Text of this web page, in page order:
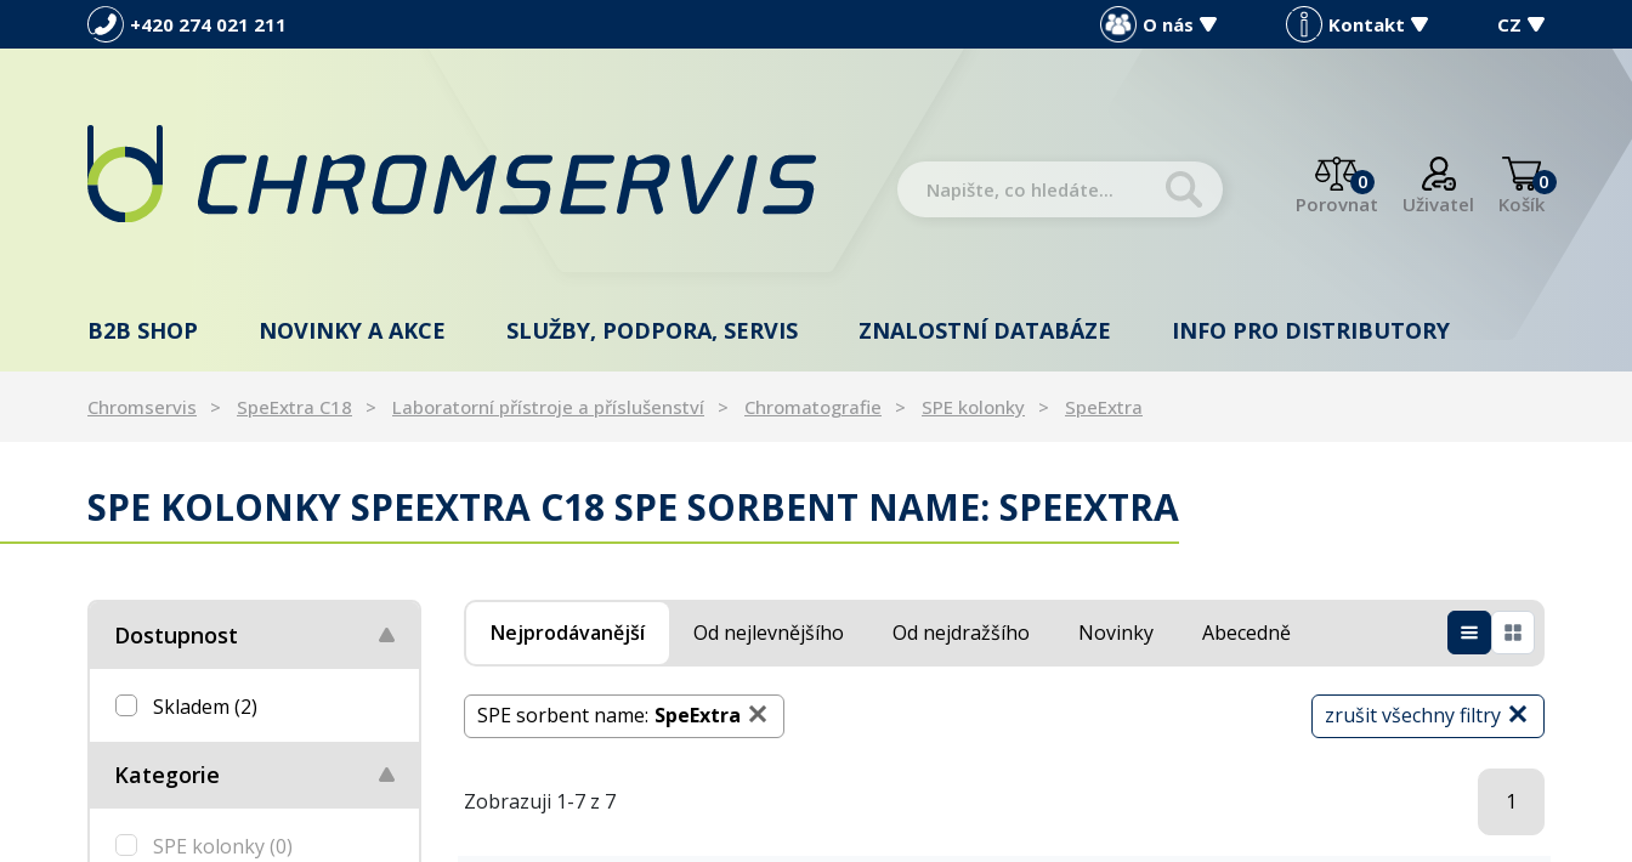
+420 274 021 211 O nás Kontakt CZ
0
Porovnat
Uživatel
0
Košík
B2B SHOP NOVINKY A AKCE SLUŽBY, PODPORA, SERVIS ZNALOSTNÍ DATABÁZE INFO PRO DISTRIBUTORY
Chromservis SpeExtra C18 Laboratorní přístroje a příslušenství Chromatografie SPE kolonky SpeExtra
SPE KOLONKY SPEEXTRA C18 SPE SORBENT NAME: SPEEXTRA
Dostupnost
Skladem (2)
Kategorie
SPE kolonky(0)
Nejprodávanější Od nejlevnějšího Od nejdražšího Novinky Abecedně
zrušit všechny filtry
SPE sorbent name: SpeExtra
Zobrazuji 1-7 z 7 1